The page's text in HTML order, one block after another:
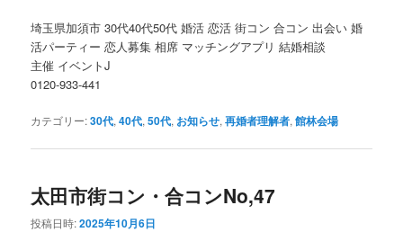
埼玉県加須市 30代40代50代 婚活 恋活 街コン 合コン 出会い 婚
活パーティー 恋人募集 相席 マッチングアプリ 結婚相談
主催 イベントJ
0120-933-441
カテゴリー:30代,40代,50代, お知らせ,再婚者理解者,館林会場
太田市街コン・合コンNo,47
投稿日時:2025年10月6日